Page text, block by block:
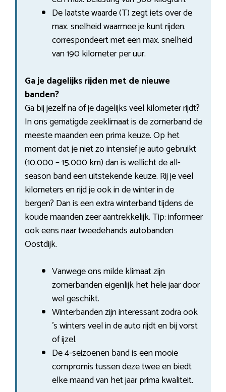
De laatste waarde (T) zegt iets over de
max. snelheid waarmee je kunt rijden.
correspondeert met een max. snelheid
van 190 kilometer per uur.
Ga je dagelijks rijden met de nieuwe
banden?
Ga bij jezelf na of je dagelijks veel kilometer rijdt?
In ons gematigde zeeklimaat is de zomerband de
meeste maanden een prima keuze. Op het
moment dat je niet zo intensief je auto gebruikt
(10.000 – 15.000 km) dan is wellicht de all-
season band een uitstekende keuze. Rij je veel
kilometers en rijd je ook in de winter in de
bergen? Dan is een extra winterband tijdens de
koude maanden zeer aantrekkelijk. Tip: informeer
ook eens naar tweedehands autobanden
Oostdijk.
Vanwege ons milde klimaat zijn
zomerbanden eigenlijk het hele jaar door
wel geschikt.
Winterbanden zijn interessant zodra ook
’s winters veel in de auto rijdt en bij vorst
of ijzel.
De 4-seizoenen band is een mooie
compromis tussen deze twee en biedt
elke maand van het jaar prima kwaliteit.